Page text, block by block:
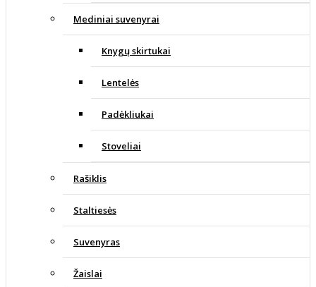
Mediniai suvenyrai
Knygų skirtukai
Lentelės
Padėkliukai
Stoveliai
Rašiklis
Staltiesės
Suvenyras
Žaislai